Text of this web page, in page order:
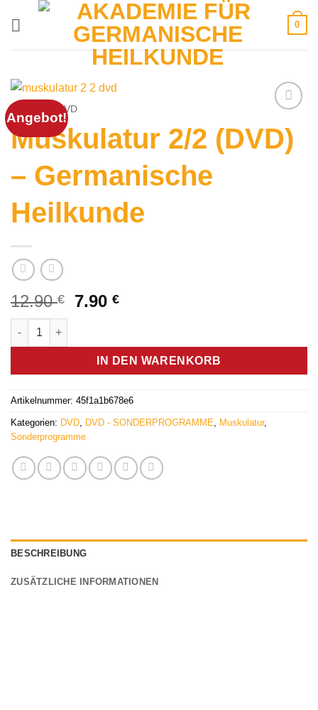
0
Angebot!
DVD
Muskulatur 2/2 (DVD)
– Germanische
Heilkunde
12.90€
Ursprünglicher
12.90 €
7.90€Aktueller
7.90 €.
Muskulatur 2/2 (DVD) - Germanische Heilkunde Menge
IN DEN WARENKORB
Artikelnummer: 45f1a1b678e6
Kategorien: DVD DVD - SONDERPROGRAMME Muskulatur,
Sonderprogramme
BESCHREIBUNG
ZUSÄTZLICHE INFORMATIONEN